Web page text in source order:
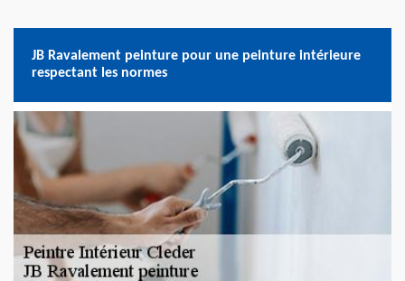
JB Ravalement peinture pour une peinture intérieure
respectant les normes